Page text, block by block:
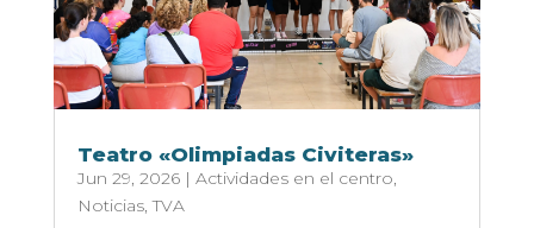
Teatro «Olimpiadas Civiteras»
Jun 29, 2026| Actividades en el centro,
Noticias,TVA